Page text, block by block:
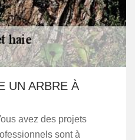
UN ARBRE À
avez des projets
sont à